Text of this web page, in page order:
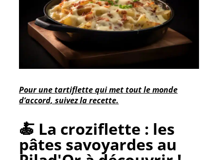
Pour une tartiflette qui met tout le monde
d’accord, suivez la recette.
🍝 La croziflette : les
pâtes savoyardes au